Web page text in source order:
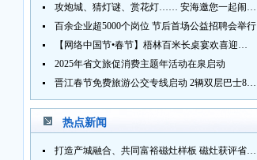
攻炮城、猜灯谜、赏花灯…… 安海邀您一起闹元宵
百余企业超5000个岗位 节后首场公益招聘会举行
【网络中国节•春节】梧林百米长桌宴欢喜迎新春
2025年省文旅促消费主题年活动在泉启动
晋江春节免费旅游公交专线启动 2辆双层巴士8辆铛铛车带你游
热点新闻
打造产城融合、共同富裕磁灶样板 磁灶获评省级乡村振兴示范乡镇